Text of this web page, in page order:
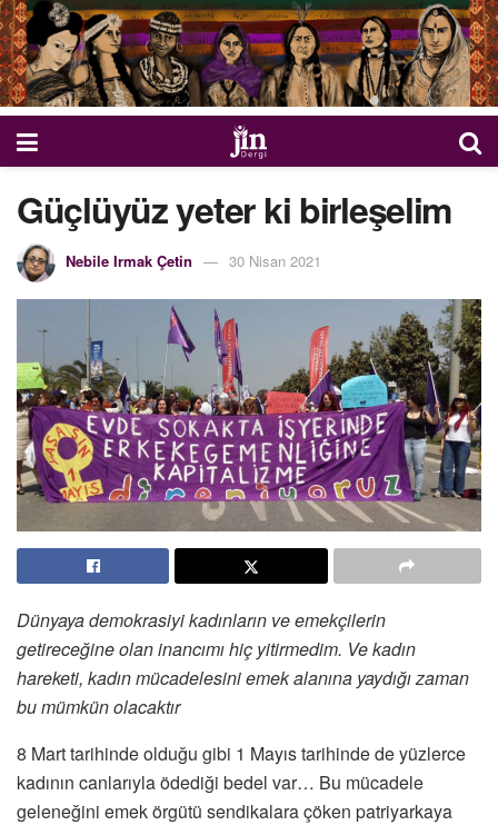
Güçlüyüz yeter ki birleşelim
Nebile Irmak Çetin 30 Nisan 2021
Dünyaya demokrasiyi kadınların ve emekçilerin
getireceğine olan inancımı hiç yitirmedim. Ve kadın
hareketi, kadın mücadelesini emek alanına yaydığı zaman
bu mümkün olacaktır
8 Mart tarihinde olduğu gibi 1 Mayıs tarihinde de yüzlerce
kadının canlarıyla ödediği bedel var… Bu mücadele
geleneğini emek örgütü sendikalara çöken patriyarkaya